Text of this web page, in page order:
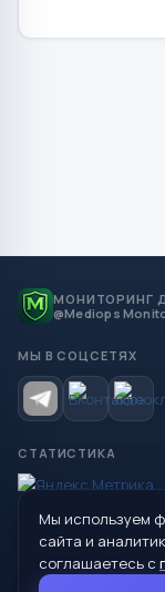
МОНИТОРИНГ
@Mediops
МЫ В СОЦСЕТЯХ
СТАТИСТИКА
© 2026
Сухой Лог
624800,
Мы используем
сайта и
соглашаетесь с